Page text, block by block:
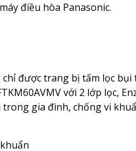
điều hòa Panasonic.
được trang bị tấm lọc bụi
với 2 lớp lọc,
trong gia đình, chống vi